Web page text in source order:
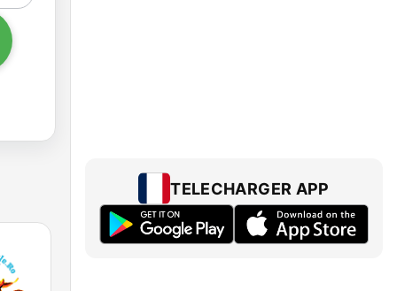
TELECHARGER APP